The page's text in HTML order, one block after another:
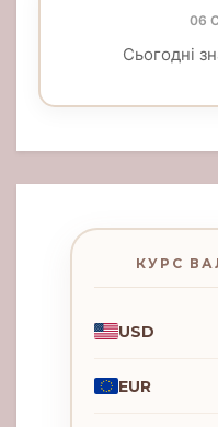
06
Сьогодні
КУРС
USD
EUR